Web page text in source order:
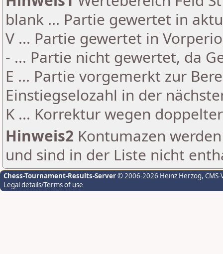
blank ... Partie gewertet in
V ... Partie gewertet in
- ... Partie nicht gewertet, da
E ... Partie vorgemerkt zur
Einstiegselozahl in der
K ... Korrektur wegen
Hinweis2 Kontumazen
und sind in der Liste nicht
Chess-Tournament-Results-Server© 2006-2026 Heinz Herzog,
Legal details/Terms of use